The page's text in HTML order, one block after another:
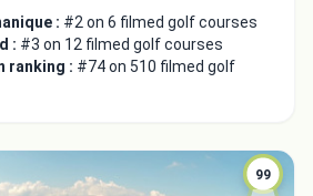
: #2 on 6 filmed golf courses
: #3 on 12 filmed golf courses
ranking : #74 on 510 filmed golf
99